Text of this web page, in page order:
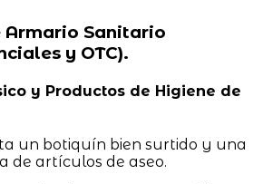
Armario Sanitario
y OTC).
y Productos de Higiene de
un botiquín bien surtido y una
de artículos de aseo.